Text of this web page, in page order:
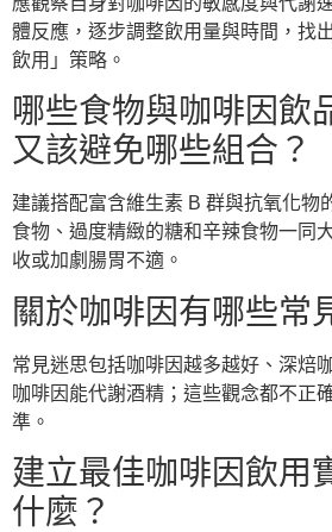
體反應，逐步調整飲用量與時間，找
飲用」策略。
哪些食物與咖啡因飲
又該避免哪些組合？
建議搭配富含維生素 B 群與抗氧化物
食物、過度精緻的糖和辛辣食物一同
收或加劇腸胃不適。
關於咖啡因有哪些常
常見迷思包括咖啡因越多越好、深焙
咖啡因能代謝酒精；這些觀念都不正
準。
建立最佳咖啡因飲用
什麼？